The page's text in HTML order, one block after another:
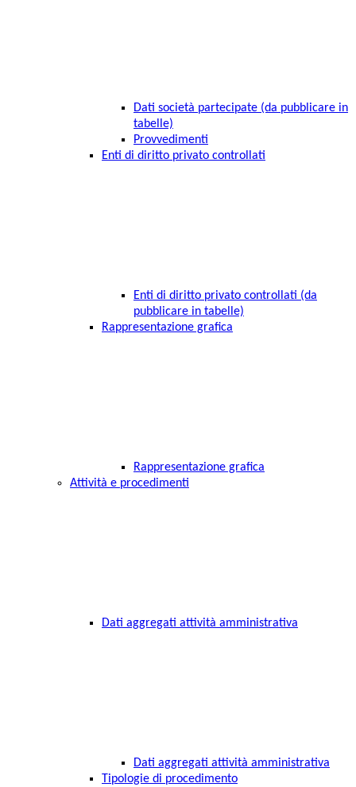
Dati società partecipate (da pubblicare in
tabelle)
Provvedimenti
Enti di diritto privato controllati
Enti di diritto privato controllati (da
pubblicare in tabelle)
Rappresentazione grafica
Rappresentazione grafica
Attività e procedimenti
Dati aggregati attività amministrativa
Dati aggregati attività amministrativa
Tipologie di procedimento